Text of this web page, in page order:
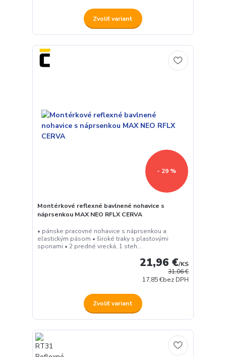
Zvoliť variant
- 29 %
Montérkové reflexné bavlnené nohavice s
náprsenkou MAX NEO RFLX CERVA
• pánske pracovné nohavice s náprsenkou a
elastickým pásom • široké traky s plastovými
sponami • 2 predné vrecká, 1 steh...
31,06 €
21,96 €/KS
17,85 €bez DPH
Zvoliť variant